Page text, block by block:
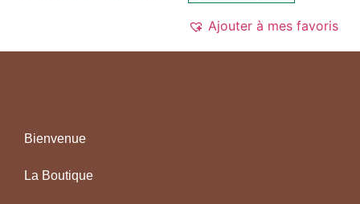
Ajouter à mes favoris
Bienvenue
La Boutique